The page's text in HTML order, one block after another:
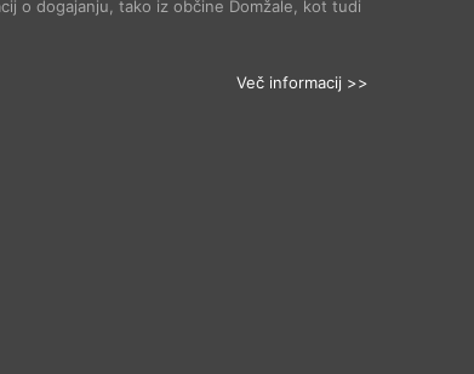
o dogajanju, tako iz občine Domžale, kot tudi
Več informacij >>